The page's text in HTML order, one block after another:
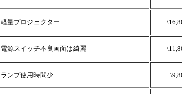
軽量プロジェクター
電源スイッチ不良画面は綺麗
ランプ使用時間少